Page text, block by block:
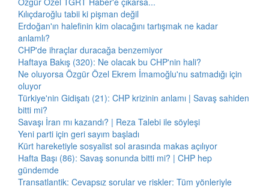
Kılıçdaroğlu tabii ki pişman değil
Erdoğan'ın halefinin kim olacağını tartışmak ne kadar
anlamlı?
CHP'de ihraçlar duracağa benzemiyor
Haftaya Bakış (320): Ne olacak bu CHP'nin hali?
Ne oluyorsa Özgür Özel Ekrem İmamoğlu'nu satmadığı için
oluyor
Türkiye'nin Gidişatı (21): CHP krizinin anlamı | Savaş sahiden
bitti mi?
Savaşı İran mı kazandı? | Reza Talebi ile söyleşi
Yeni parti için geri sayım başladı
Kürt hareketiyle sosyalist sol arasında makas açılıyor
Hafta Başı (86): Savaş sonunda bitti mi? | CHP hep
gündemde
Transatlantik: Cevapsız sorular ve riskler: Tüm yönleriyle